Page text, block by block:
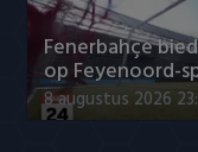
Fenerbahçe
op Feyenoord-
8 augustus 2026